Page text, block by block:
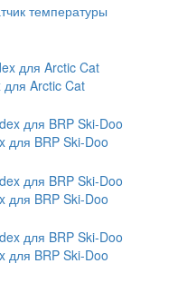
температуры
для Arctic Cat
для BRP Ski-Doo
для BRP Ski-Doo
для BRP Ski-Doo